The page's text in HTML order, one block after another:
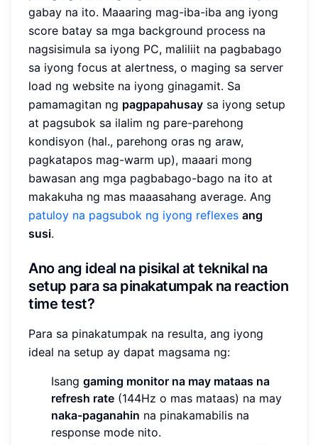
gabay na ito. Maaaring mag-iba-iba ang iyong
score batay sa mga background process na
nagsisimula sa iyong PC, maliliit na pagbabago
sa iyong focus at alertness, o maging sa server
load ng website na iyong ginagamit. Sa
pamamagitan ng pagpapahusay sa iyong setup
at pagsubok sa ilalim ng pare-parehong
kondisyon (hal., parehong oras ng araw,
pagkatapos mag-warm up), maaari mong
bawasan ang mga pagbabago-bago na ito at
makakuha ng mas maaasahang average. Ang
patuloy na pagsubok ng iyong reflexes ang
susi.
Ano ang ideal na pisikal at teknikal na
setup para sa pinakatumpak na reaction
time test?
Para sa pinakatumpak na resulta, ang iyong
ideal na setup ay dapat magsama ng:
Isang gaming monitor na may mataas na
refresh rate (144Hz o mas mataas) na may
naka-paganahin na pinakamabilis na
response mode nito.